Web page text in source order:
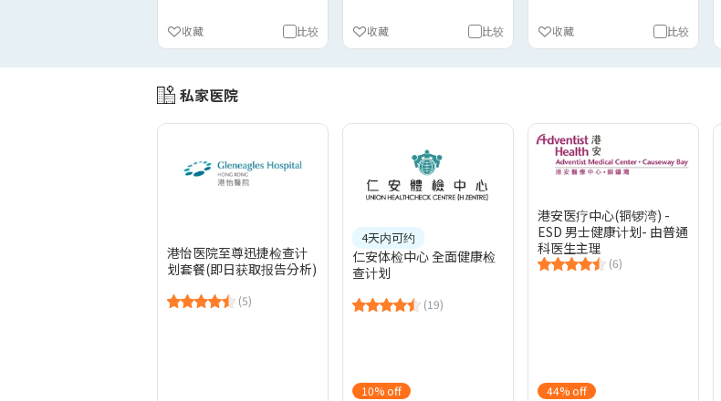
比较
收藏 比较
收藏 比较
收藏
私家医院
港怡医院至尊迅捷检查计
划套餐(即日获取报告分析)
(5)
4天内可约
仁安体检中心 全面健康检
查计划
(19)
10% off
港安医疗中心(铜锣湾) -
ESD 男士健康计划- 由普通
科医生主理
(6)
44% off